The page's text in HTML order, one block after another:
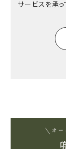
サービスを承っ